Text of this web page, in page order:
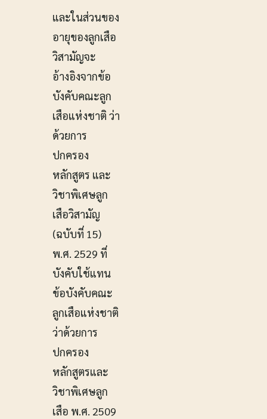
และในส่วนของ
อายุของลูกเสือ
วิสามัญจะ
อ้างอิงจากข้อ
บังคับคณะลูก
เสือแห่งชาติ ว่า
ด้วยการ
ปกครอง
หลักสูตร และ
วิชาพิเศษลูก
เสือวิสามัญ
(ฉบับที่ 15)
พ.ศ. 2529 ที่
บังคับใช้แทน
ข้อบังคับคณะ
ลูกเสือแห่งชาติ
ว่าด้วยการ
ปกครอง
หลักสูตรและ
วิชาพิเศษลูก
เสือ พ.ศ. 2509